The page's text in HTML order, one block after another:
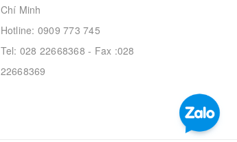
Chí Minh
Hotline: 0909 773 745
Tel: 028 22668368 - Fax :028
22668369